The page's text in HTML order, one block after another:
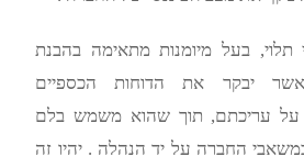
תלוי, בעל מיומנות מתאימה בהבנת
יבקר את הדוחות הכספיים
על עריכתם, תוך שהוא משמש בלם
החברה על יד הנהלה . יהיו זה